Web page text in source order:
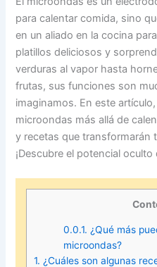
para calentar comida, sino
en un aliado en la cocina
platillos deliciosos y
verduras al vapor hasta
frutas, sus funciones son
imaginamos. En este
microondas más allá de
y recetas que transformarán
¡Descubre el potencial
0.0.1. ¿Qué más
microondas?
1. ¿Cuáles son algunas